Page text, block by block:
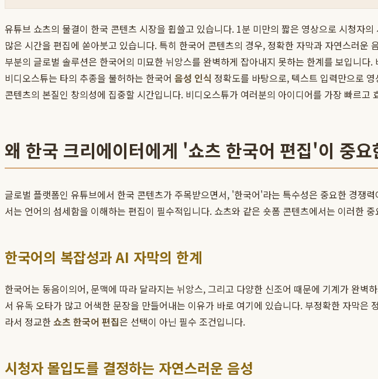
유튜브 쇼츠의 물결이 한국 콘텐츠 시장을 휩쓸고 있습니다. 1분 미만의 짧은 영상으로 시청자
많은 시간을 편집에 쏟아붓고 있습니다. 특히 한국어 콘텐츠의 경우, 정확한 자막과 자연스러
부분의 글로벌 솔루션은 한국어의 미묘한 뉘앙스를 완벽하게 잡아내지 못하는 한계를 보입니다.
비디오스튜는 타의 추종을 불허하는 한국어 음성 인식 정확도를 바탕으로, 텍스트 입력만으로
콘텐츠의 본질인 창의성에 집중할 시간입니다. 비디오스튜가 여러분의 아이디어를 가장 빠르고
왜 한국 크리에이터에게 '쇼츠 한국어 편집'이 중요
글로벌 플랫폼인 유튜브에서 한국 콘텐츠가 주목받으면서, '한국어'라는 특수성은 중요한 경쟁
서는 언어의 섬세함을 이해하는 편집이 필수적입니다. 쇼츠와 같은 숏폼 콘텐츠에서는 이러한
한국어의 복잡성과 AI 자막의 한계
한국어는 동음이의어, 문맥에 따라 달라지는 뉘앙스, 그리고 다양한 신조어 때문에 기계가 완
서 유독 오타가 많고 어색한 문장을 만들어내는 이유가 바로 여기에 있습니다. 부정확한 자막
라서 정교한쇼츠 한국어 편집은 선택이 아닌 필수 조건입니다.
시청자 몰입도를 결정하는 자연스러운 음성